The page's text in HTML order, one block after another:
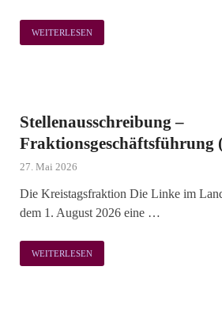
WEITERLESEN
Stellenausschreibung –
Fraktionsgeschäftsführung
27. Mai 2026
Die Kreistagsfraktion Die Linke im
dem 1. August 2026 eine …
WEITERLESEN